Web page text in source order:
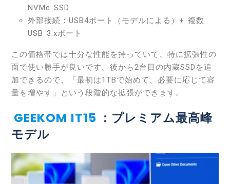
NVMe SSD
外部接続：USB4ポート（モデルによる）+ 複数
USB 3.xポート
この価格帯では十分な性能を持っていて、特に拡張性の
面で使い勝手が良いです。後から2台目の内蔵SSDを追
加できるので、「最初は1TBで始めて、必要に応じて容
量を増やす」という段階的な拡張ができます。
GEEKOM IT15 ：プレミアム最高峰
モデル